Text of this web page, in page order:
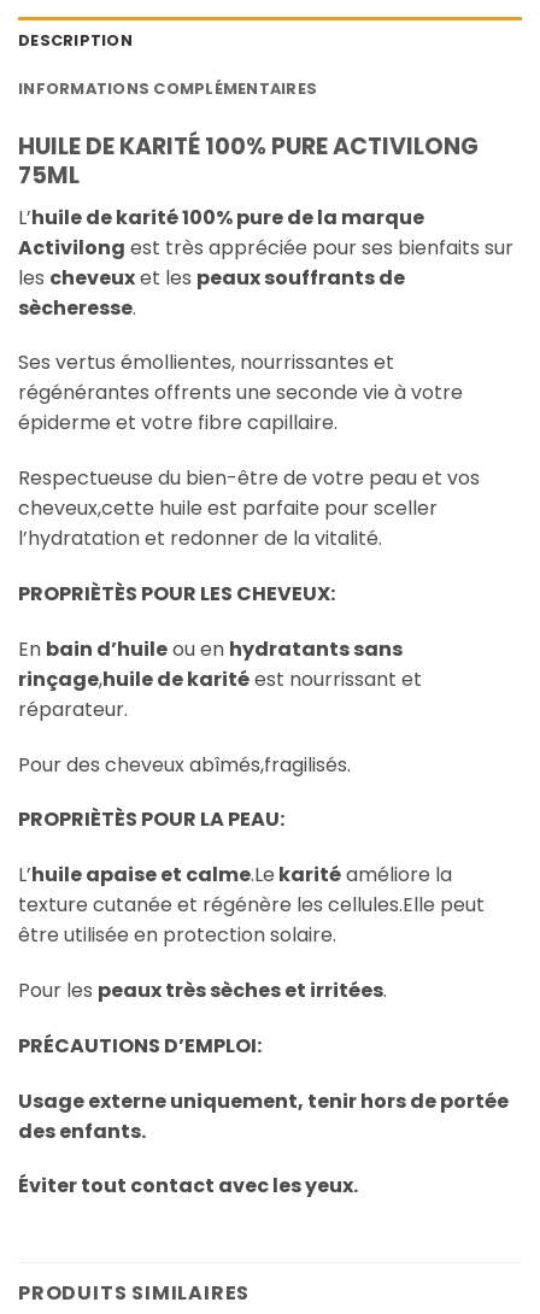
DESCRIPTION
INFORMATIONS COMPLÉMENTAIRES
HUILE DE KARITÉ 100% PURE ACTIVILONG
75ML
L’huile de karité 100% pure de la marque
Activilong est très appréciée pour ses bienfaits sur
les cheveuxet les peaux souffrants de
sècheresse.
Ses vertus émollientes, nourrissantes et
régénérantes offrents une seconde vie à votre
épiderme et votre fibre capillaire.
Respectueuse du bien-être de votre peau et vos
cheveux,cette huile est parfaite pour sceller
l’hydratation et redonner de la vitalité.
PROPRIÈTÈS POUR LES CHEVEUX:
En bain d’huileou en hydratants sans
rinçage,huile de karitéest nourrissant et
réparateur.
Pour des cheveux abîmés,fragilisés.
PROPRIÈTÈS POUR LA PEAU:
L’huile apaise et calme.Le karitéaméliore la
texture cutanée et régénère les cellules.Elle peut
être utilisée en protection solaire.
Pour les peaux très sèches et irritées.
PRÉCAUTIONS D’EMPLOI:
Usageexterne uniquement, tenir hors de portée
des enfants.
Éviter tout contact avec les yeux.
PRODUITS SIMILAIRES